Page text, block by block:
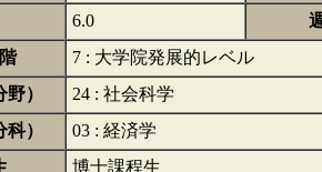
6.0
7 : 大学院発展的レベル
）
24 : 社会科学
）
03 : 経済学
博士課程生